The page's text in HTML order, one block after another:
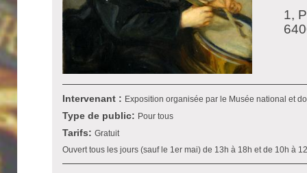
1,
Intervenant : Exposition organisée par le Musée national et
Type de public: Pour tous
Tarifs: Gratuit
Ouvert tous les jours (sauf le 1er mai) de 13h à 18h et de 10h à